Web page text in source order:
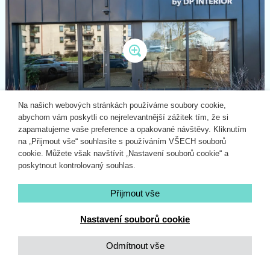
Poptávkovýformulář na
Na našich webových stránkách používáme soubory cookie,
abychom vám poskytli co nejrelevantnější zážitek tím, že si
zapamatujeme vaše preference a opakované návštěvy. Kliknutím
na „Přijmout vše“ souhlasíte s používáním VŠECH souborů
cookie. Můžete však navštívit „Nastavení souborů cookie“ a
poskytnout kontrolovaný souhlas.
Nastavení souborů cookie
Odmítnout vše
Přijmout vše